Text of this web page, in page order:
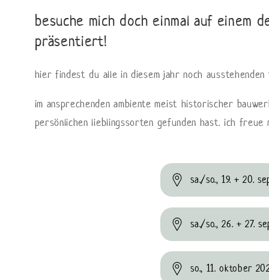
besuche mich doch einmal auf einem
präsentiert!
hier findest du alle in diesem jahr noch ausstehenden
im ansprechenden ambiente meist historischer
persönlichen lieblingssorten gefunden hast. ich
E
i
n
k
l
a
sa./so., 19. + 20.
sa./so., 26. + 27.
so., 11. oktober